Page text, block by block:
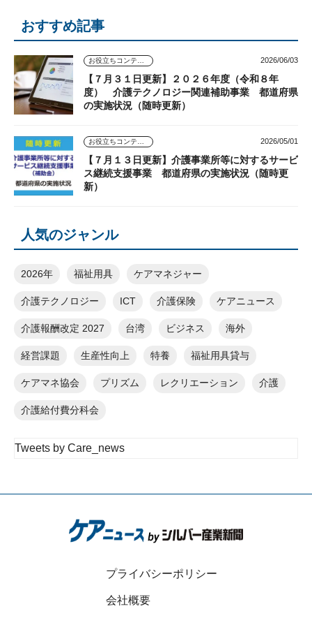
おすすめ記事
お役立ちコンテンツ 2026/06/03
【７月３１日更新】２０２６年度（令和８年
度） 介護テクノロジー関連補助事業 都道府県
の実施状況（随時更新）
お役立ちコンテンツ 2026/05/01
【７月１３日更新】介護事業所等に対するサービ
ス継続支援事業 都道府県の実施状況（随時更
新）
人気のジャンル
2026年 福祉用具 ケアマネジャー
介護テクノロジー ICT 介護保険 ケアニュース
介護報酬改定 2027 台湾 ビジネス 海外
経営課題 生産性向上 特養 福祉用具貸与
ケアマネ協会 プリズム レクリエーション 介護
介護給付費分科会
Tweets by Care_news
プライバシーポリシー
会社概要